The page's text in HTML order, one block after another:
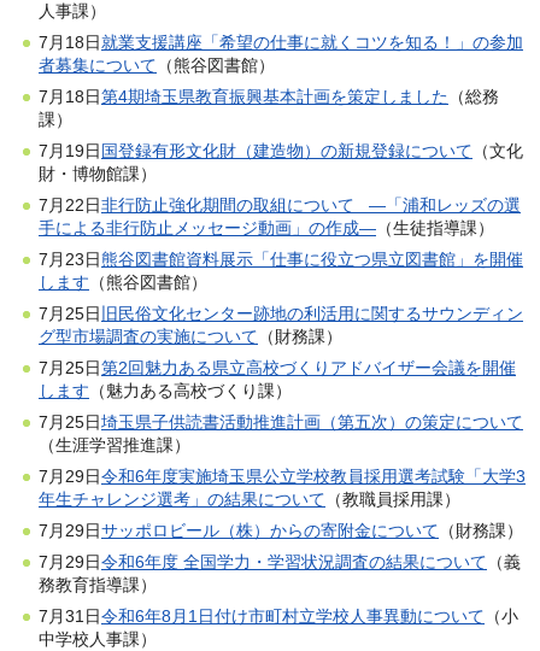
人事課）
7月18日就業支援講座「希望の仕事に就くコツを知る！」の参加
者募集について （熊谷図書館）
7月18日第4期埼玉県教育振興基本計画を策定しました （総務
課）
7月19日 国登録有形文化財（建造物）の新規登録について （文化
財・博物館課）
7月22日非行防止強化期間の取組について ―「浦和レッズの選
手による非行防止メッセージ動画」の作成― （生徒指導課）
7月23日熊谷図書館資料展示「仕事に役立つ県立図書館」を開催
します （熊谷図書館）
7月25日 旧民俗文化センター跡地の利活用に関するサウンディン
グ型市場調査の実施について （財務課）
7月25日第2回魅力ある県立高校づくりアドバイザー会議を開催
します （魅力ある高校づくり課）
7月25日埼玉県子供読書活動推進計画（第五次）の策定について
（生涯学習推進課）
7月29日令和6年度実施埼玉県公立学校教員採用選考試験「大学3
年生チャレンジ選考」の結果について （教職員採用課）
7月29日サッポロビール（株）からの寄附金について （財務課）
7月29日令和6年度 全国学力・学習状況調査の結果について （義
務教育指導課）
7月31日令和6年8月1日付け市町村立学校人事異動について （小
中学校人事課）